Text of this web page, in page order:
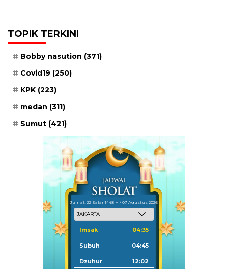
TOPIK TERKINI
Bobby nasution (371)
Covid19 (250)
KPK (223)
medan (311)
Sumut (421)
Jum'at, 22 Safar 1448 H / 07 Agustus 2026
Imsak 04:35
Subuh 04:45
Dzuhur 12:02